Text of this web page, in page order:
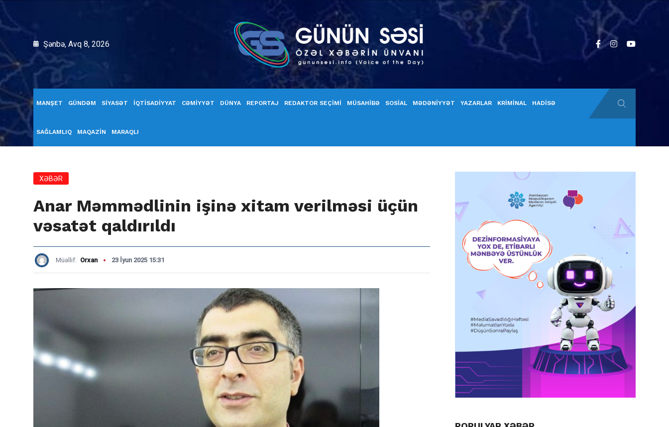
Şənbə, Avq 8, 2026
MANŞET GÜNDƏM SİYASƏT İQTİSADİYYAT CƏMİYYƏT DÜNYA REPORTAJ REDAKTOR SEÇİMİ MÜSAHİBƏ SOSİAL MƏDƏNİYYƏT YAZARLAR KRİMİNAL HADİSƏ
SAĞLAMLIQ MAQAZİN MARAQLI
XƏBƏR
Anar Məmmədlinin işinə xitam verilməsi üçün
vəsatət qaldırıldı
Müəllif: Orxan 23 İyun 2025 15:31